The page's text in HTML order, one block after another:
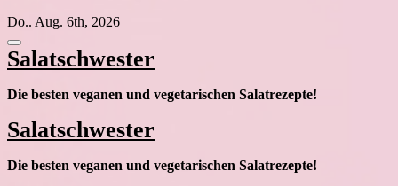
Zum
Inhalt
springen
Do.. Aug. 6th, 2026
Salatschwester
Die besten veganen und vegetarischen Salatrezepte!
Salatschwester
Die besten veganen und vegetarischen Salatrezepte!